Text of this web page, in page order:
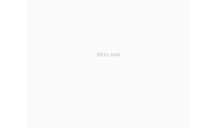
REKLAMA